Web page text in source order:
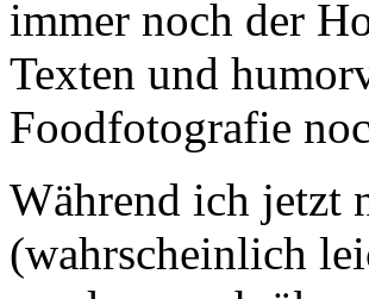
immer noch der
Texten und
Foodfotografie
Während ich jetzt
(wahrscheinlich